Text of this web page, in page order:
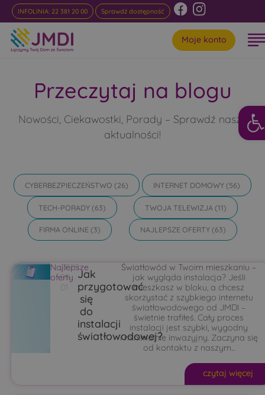
INFOLINIA: 22 381 20 00 Sprawdź dostępność
Moje konto
Przeczytaj na blogu
Nowości, Ciekawostki, Porady – Sprawdź nasze
aktualności!
CYBERBEZPIECZEŃSTWO (26) INTERNET DOMOWY(56)
TECH-PORADY(63) TWOJA TELEWIZJA (11)
FIRMA ONLINE(3) NAJLEPSZE OFERTY(63)
Najlepsze
oferty
2025-
09-
01
Jak
przygotować
się
do
instalacji
światłowodowej?
Światłowód w Twoim mieszkaniu –
jak wygląda instalacja? Jeśli
mieszkasz w bloku, a chcesz
skorzystać z szybkiego internetu
światłowodowego od JMDI –
świetnie trafiłeś. Cały proces
instalacji jest szybki, wygodny
i minimalnie inwazyjny. Zaczyna się
od kontaktu z naszym...
czytaj więcej